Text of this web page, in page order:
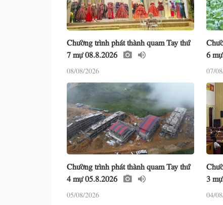
Chường trình phát thành quam Tay thứ
7 mự 08.8.2026
08/08/2026
6
07/
Chường trình phát thành quam Tay thứ
4 mự 05.8.2026
05/08/2026
3
04/